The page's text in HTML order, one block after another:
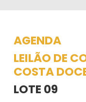
AGENDA
LEILÃO DE
COSTA
LOTE 09